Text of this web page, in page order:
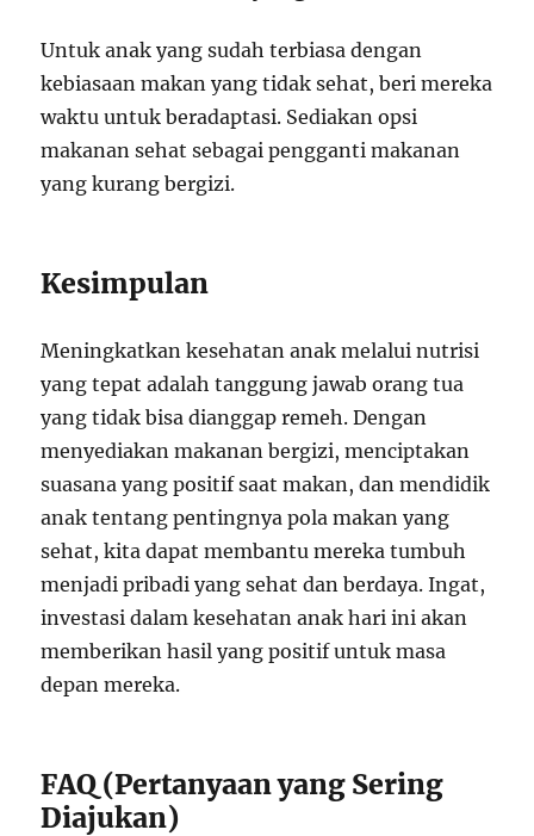
Untuk anak yang sudah terbiasa dengan
kebiasaan makan yang tidak sehat, beri mereka
waktu untuk beradaptasi. Sediakan opsi
makanan sehat sebagai pengganti makanan
yang kurang bergizi.
Kesimpulan
Meningkatkan kesehatan anak melalui nutrisi
yang tepat adalah tanggung jawab orang tua
yang tidak bisa dianggap remeh. Dengan
menyediakan makanan bergizi, menciptakan
suasana yang positif saat makan, dan mendidik
anak tentang pentingnya pola makan yang
sehat, kita dapat membantu mereka tumbuh
menjadi pribadi yang sehat dan berdaya. Ingat,
investasi dalam kesehatan anak hari ini akan
memberikan hasil yang positif untuk masa
depan mereka.
FAQ (Pertanyaan yang Sering
Diajukan)